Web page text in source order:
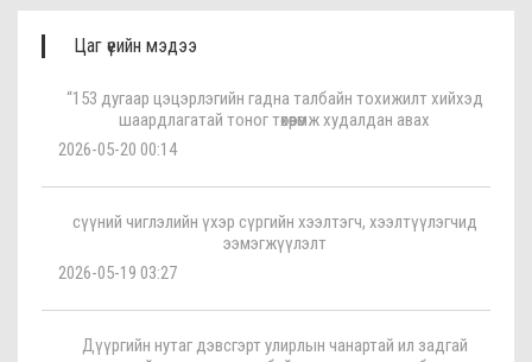
Цаг үеийн мэдээ
“153 дугаар цэцэрлэгийн гадна талбайн тохижилт хийхэд
шаардлагатай тоног төхөөрөмж худалдан авах
2026-05-20 00:14
сүүний чиглэлийн үхэр сүргийн хээлтэгч, хээлтүүлэгчид
ээмэгжүүлэлт
2026-05-19 03:27
Дүүргийн нутаг дэвсгэрт улирлын чанартай ил задгай